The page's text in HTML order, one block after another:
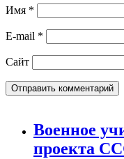
Имя *
E-mail *
Сайт
Военное
проекта